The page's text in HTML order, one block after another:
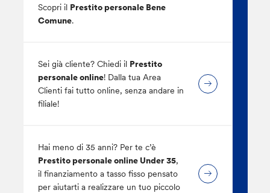
Scopri il Prestito personale Bene
Comune.
Sei già cliente? Chiedi il Prestito
personale online! Dalla tua Area
Clienti fai tutto online, senza andare in
filiale!
Hai meno di 35 anni? Per te c’è
Prestito personale online Under 35,
il finanziamento a tasso fisso pensato
per aiutarti a realizzare un tuo piccolo